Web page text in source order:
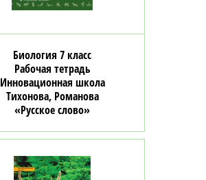
Биология 7 класс
Рабочая тетрадь
Инновационная школа
Тихонова, Романова
«Русское слово»